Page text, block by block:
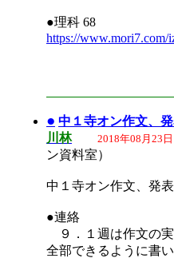
●理科 68
https://www.mori7.com/
● 中１寺オン作文、
川林
2018年08月23
ン資料室）
中１寺オン作文、発
●連絡
９．１週は作文の
全部できるように書い